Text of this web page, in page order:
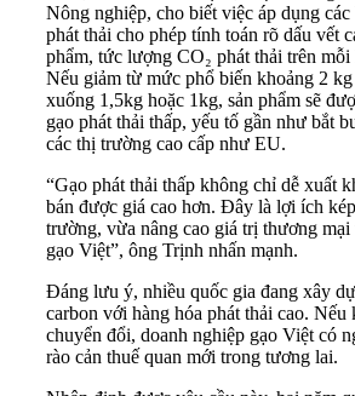
Nông nghiệp, cho biết việc áp dụng
phát thải cho phép tính toán rõ dấu vết
phẩm, tức lượng CO₂ phát thải trên mỗi
Nếu giảm từ mức phổ biến khoảng 2
xuống 1,5kg hoặc 1kg, sản phẩm sẽ
gạo phát thải thấp, yếu tố gần như bắt
các thị trường cao cấp như EU.
“Gạo phát thải thấp không chỉ dễ xuất
bán được giá cao hơn. Đây là lợi ích
trường, vừa nâng cao giá trị thương
gạo Việt”, ông Trịnh nhấn mạnh.
Đáng lưu ý, nhiều quốc gia đang xây
carbon với hàng hóa phát thải cao. Nếu
chuyển đổi, doanh nghiệp gạo Việt có
rào cản thuế quan mới trong tương lai.